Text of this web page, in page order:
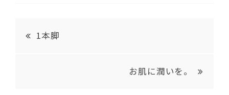
1本脚
お肌に潤いを。